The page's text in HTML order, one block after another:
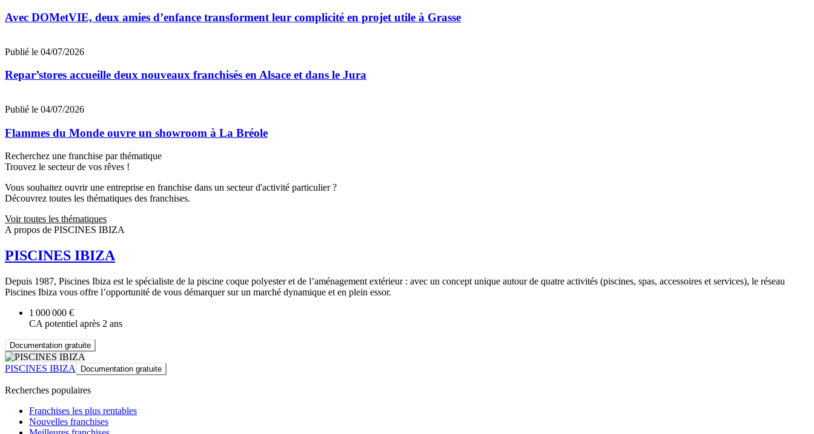
Avec DOMetVIE, deux amies d’enfance transforment leur complicité en projet utile à Grasse
Publié le 04/07/2026
Repar’stores accueille deux nouveaux franchisés en Alsace et dans le Jura
Publié le 04/07/2026
Flammes du Monde ouvre un showroom à La Bréole
Recherchez une franchise par thématique
Trouvez le secteur de vos rêves !
Vous souhaitez ouvrir une entreprise en franchise dans un secteur d'activité particulier ?
Découvrez toutes les thématiques des franchises.
Voir toutes les thématiques
A propos de PISCINES IBIZA
PISCINES IBIZA
Depuis 1987, Piscines Ibiza est le spécialiste de la piscine coque polyester et de l’aménagement extérieur : avec un concept unique autour de quatre activités (piscines, spas, accessoires et services), le réseau
Piscines Ibiza vous offre l’opportunité de vous démarquer sur un marché dynamique et en plein essor.
1 000 000 €
CA potentiel après 2 ans
Documentation gratuite
PISCINES IBIZA Documentation gratuite
Recherches populaires
Franchises les plus rentables
Nouvelles franchises